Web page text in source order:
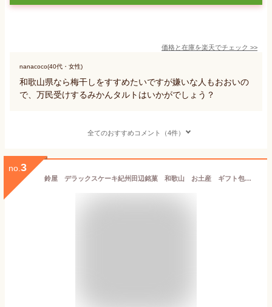
価格と在庫を楽天でチェック >>
nanacoco(40代・女性)
和歌山県なら梅干しをすすめたいですが嫌いな人もおおいの
で、万民受けするみかんタルトはいかがでしょう？
全てのおすすめコメント（4件）
no. 3
鈴屋 デラックスケーキ紀州田辺銘菓 和歌山 お土産 ギフト包装済商品